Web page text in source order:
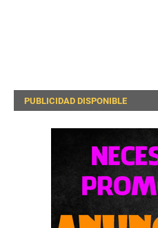
PUBLICIDAD DISPONIBLE